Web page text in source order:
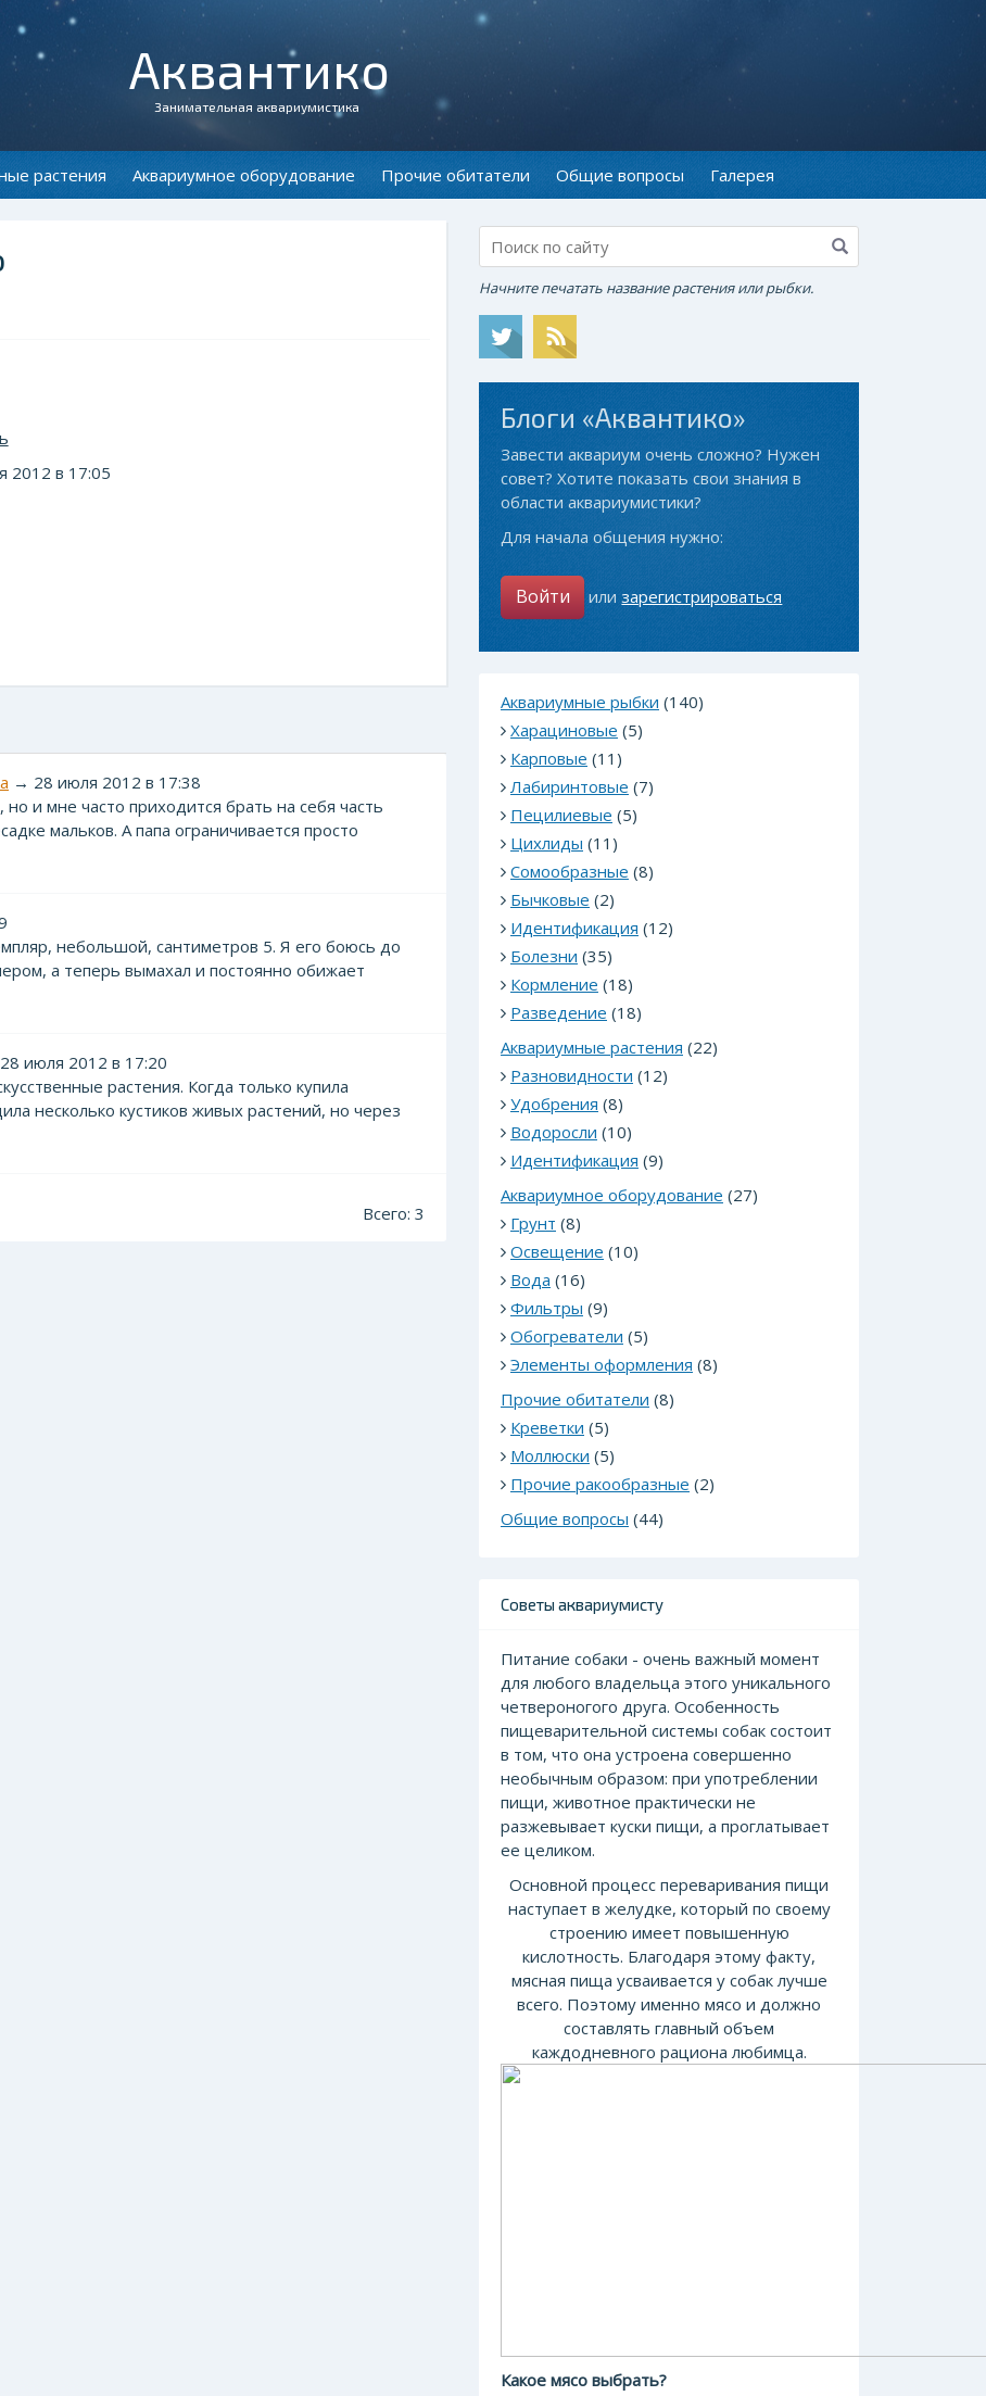
Аквантико
Занимательная аквариумистика
растения Аквариумное оборудование Прочие обитатели Общие вопросы Галерея
2012 в 17:05
→ 28 июля 2012 в 17:38
и мне часто приходится брать на себя часть
мальков. А папа ограничивается просто
небольшой, сантиметров 5. Я его боюсь до
а теперь вымахал и постоянно обижает
июля 2012 в 17:20
растения. Когда только купила
несколько кустиков живых растений, но через
Всего: 3
Начните печатать название растения или рыбки.
Блоги «Аквантико»
Завести аквариум очень сложно? Нужен
совет? Хотите показать свои знания в
области аквариумистики?
Для начала общения нужно:
Войти илизарегистрироваться
Аквариумные рыбки (140)
Харациновые (5)
Карповые (11)
Лабиринтовые (7)
Пецилиевые (5)
Цихлиды (11)
Сомообразные (8)
Бычковые (2)
Идентификация (12)
Болезни (35)
Кормление (18)
Разведение (18)
Аквариумные растения (22)
Разновидности (12)
Удобрения (8)
Водоросли (10)
Идентификация (9)
Аквариумное оборудование (27)
Грунт (8)
Освещение (10)
Вода (16)
Фильтры (9)
Обогреватели (5)
Элементы оформления (8)
Прочие обитатели (8)
Креветки (5)
Моллюски (5)
Прочие ракообразные (2)
Общие вопросы (44)
Советы аквариумисту
Питание собаки - очень важный момент
для любого владельца этого уникального
четвероногого друга. Особенность
пищеварительной системы собак состоит
в том, что она устроена совершенно
необычным образом: при употреблении
пищи, животное практически не
разжевывает куски пищи, а проглатывает
ее целиком.
Основной процесс переваривания пищи
наступает в желудке, который по своему
строению имеет повышенную
кислотность. Благодаря этому факту,
мясная пища усваивается у собак лучше
всего. Поэтому именно мясо и должно
составлять главный объем
каждодневного рациона любимца.
Какое мясо выбрать?